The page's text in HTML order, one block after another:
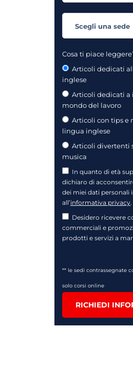
Cosa ti piace
Articoli dedicati
inglese
Articoli dedicati a
mondo del lavoro
Articoli con tips e
lingua inglese
Articoli divertenti
musica
In quanto di età
dichiaro di
dei miei dati personali
all’informativa privacy.
Desidero ricevere
commerciali e
prodotti e servizi a
** le sedi contrassegnate
solo corsi online
RICHIEDI